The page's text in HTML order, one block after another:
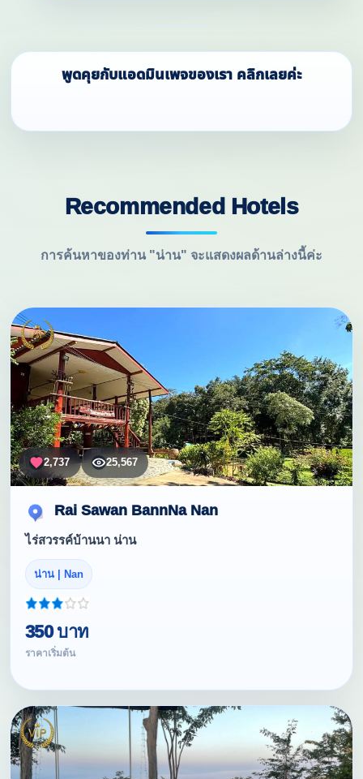
พูดคุยกับแอดมินเพจของเรา คลิกเลยค่ะ
Recommended Hotels
การค้นหาของท่าน "น่าน" จะแสดงผลด้านล่างนี้ค่ะ
2,737 25,567
Rai Sawan BannNa Nan
ไร่สวรรค์บ้านนา น่าน
น่าน | Nan
350 บาท
ราคาเริ่มต้น